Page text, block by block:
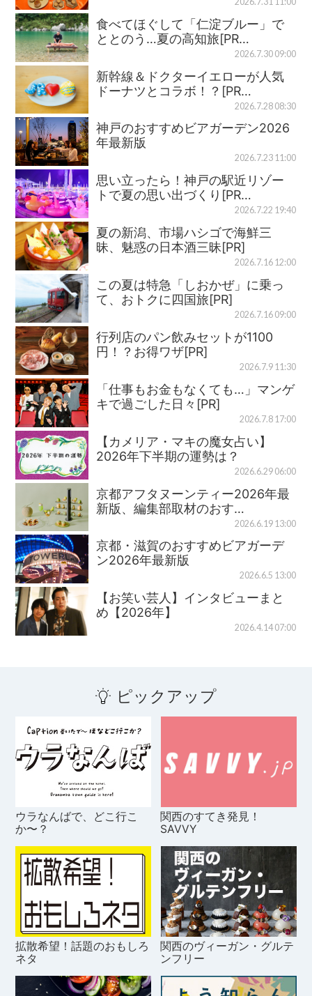
食べてほぐして「仁淀ブルー」で
ととのう…夏の高知旅[PR…
2026.7.30 09:00
新幹線＆ドクターイエローが人気
ドーナツとコラボ！？[PR…
2026.7.28 08:30
神戸のおすすめビアガーデン2026
年最新版
2026.7.23 11:00
思い立ったら！神戸の駅近リゾー
トで夏の思い出づくり[PR…
2026.7.22 19:40
夏の新潟、市場ハシゴで海鮮三
昧、魅惑の日本酒三昧[PR]
2026.7.16 12:00
この夏は特急「しおかぜ」に乗っ
て、おトクに四国旅[PR]
2026.7.16 09:00
行列店のパン飲みセットが1100
円！？お得ワザ[PR]
2026.7.9 11:30
「仕事もお金もなくても…」マンゲ
キで過ごした日々[PR]
2026.7.8 17:00
【カメリア・マキの魔女占い】
2026年下半期の運勢は？
2026.6.29 06:00
京都アフタヌーンティー2026年最
新版、編集部取材のおす…
2026.6.19 13:00
京都・滋賀のおすすめビアガーデ
ン2026年最新版
2026.6.5 13:00
【お笑い芸人】インタビューまと
め【2026年】
2026.4.14 07:00
ピックアップ
ウラなんばで、どこ行こ
か〜？
関西のすてき発見！
SAVVY
拡散希望！話題のおもしろ
ネタ
関西のヴィーガン・グルテ
ンフリー